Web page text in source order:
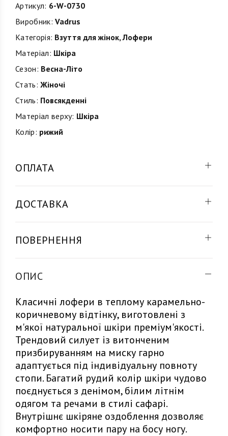
Артикул: 6-W-0730
Виробник: Vadrus
Категорія: Взуття для жінок,Лофери
Матеріал: Шкіра
Сезон: Весна-Літо
Стать: Жіночі
Стиль: Повсякденні
Матеріал верху: Шкіра
Колір: рижий
ОПЛАТА
ДОСТАВКА
ПОВЕРНЕННЯ
ОПИС
Класичні лофери в теплому карамельно-
коричневому відтінку, виготовлені з
м'якої натуральної шкіри преміум'якості.
Трендовий силует із витонченим
призбируванням на миску гарно
адаптується під індивідуальну повноту
стопи. Багатий рудий колір шкіри чудово
поєднується з денімом, білим літнім
одягом та речами в стилі сафарі.
Внутрішнє шкіряне оздоблення дозволяє
комфортно носити пару на босу ногу.